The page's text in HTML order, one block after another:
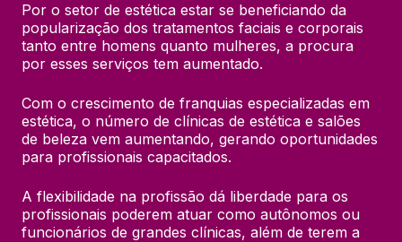
Por o setor de estética estar se beneficiando da
popularização dos tratamentos faciais e corporais
tanto entre homens quanto mulheres, a procura
por esses serviços tem aumentado.
Com o crescimento de franquias especializadas em
estética, o número de clínicas de estética e salões
de beleza vem aumentando, gerando oportunidades
para profissionais capacitados.
A flexibilidade na profissão dá liberdade para os
profissionais poderem atuar como autônomos ou
funcionários de grandes clínicas, além de terem a